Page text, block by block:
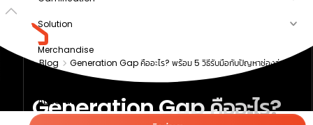
Solution
Merchandise
About us
Blog
Generation Gap คืออะไร? พร้อม 5 วิธีรับมือกับปัญหาช่องว่าง
ระหว่างวัยในองค์กร
Generation Gap คืออะไร?